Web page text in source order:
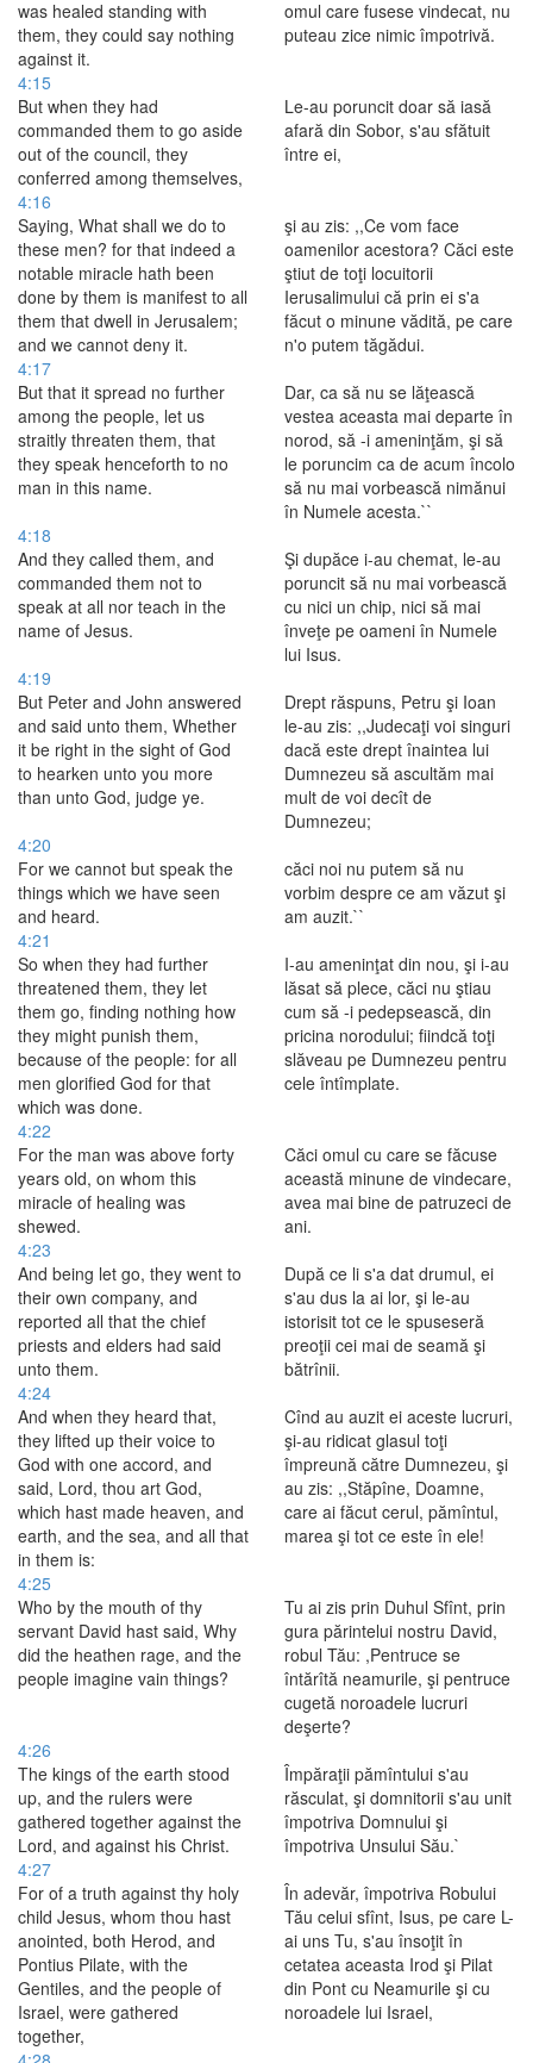
was healed standing with
them, they could say nothing
against it.
omul care fusese vindecat, nu
puteau zice nimic împotrivă.
4:15
But when they had
commanded them to go aside
out of the council, they
conferred among themselves,
Le-au poruncit doar să iasă
afară din Sobor, s'au sfătuit
între ei,
4:16
Saying, What shall we do to
these men? for that indeed a
notable miracle hath been
done by them is manifest to all
them that dwell in Jerusalem;
and we cannot deny it.
şi au zis: ,,Ce vom face
oamenilor acestora? Căci este
ştiut de toţi locuitorii
Ierusalimului că prin ei s'a
făcut o minune vădită, pe care
n'o putem tăgădui.
4:17
But that it spread no further
among the people, let us
straitly threaten them, that
they speak henceforth to no
man in this name.
Dar, ca să nu se lăţească
vestea aceasta mai departe în
norod, să -i ameninţăm, şi să
le poruncim ca de acum încolo
să nu mai vorbească nimănui
în Numele acesta.``
4:18
And they called them, and
commanded them not to
speak at all nor teach in the
name of Jesus.
Şi dupăce i-au chemat, le-au
poruncit să nu mai vorbească
cu nici un chip, nici să mai
înveţe pe oameni în Numele
lui Isus.
4:19
But Peter and John answered
and said unto them, Whether
it be right in the sight of God
to hearken unto you more
than unto God, judge ye.
Drept răspuns, Petru şi Ioan
le-au zis: ,,Judecaţi voi singuri
dacă este drept înaintea lui
Dumnezeu să ascultăm mai
mult de voi decît de
Dumnezeu;
4:20
For we cannot but speak the
things which we have seen
and heard.
căci noi nu putem să nu
vorbim despre ce am văzut şi
am auzit.``
4:21
So when they had further
threatened them, they let
them go, finding nothing how
they might punish them,
because of the people: for all
men glorified God for that
which was done.
I-au ameninţat din nou, şi i-au
lăsat să plece, căci nu ştiau
cum să -i pedepsească, din
pricina norodului; fiindcă toţi
slăveau pe Dumnezeu pentru
cele întîmplate.
4:22
For the man was above forty
years old, on whom this
miracle of healing was
shewed.
Căci omul cu care se făcuse
această minune de vindecare,
avea mai bine de patruzeci de
ani.
4:23
And being let go, they went to
their own company, and
reported all that the chief
priests and elders had said
unto them.
După ce li s'a dat drumul, ei
s'au dus la ai lor, şi le-au
istorisit tot ce le spuseseră
preoţii cei mai de seamă şi
bătrînii.
4:24
And when they heard that,
they lifted up their voice to
God with one accord, and
said, Lord, thou art God,
which hast made heaven, and
earth, and the sea, and all that
in them is:
Cînd au auzit ei aceste lucruri,
şi-au ridicat glasul toţi
împreună către Dumnezeu, şi
au zis: ,,Stăpîne, Doamne,
care ai făcut cerul, pămîntul,
marea şi tot ce este în ele!
4:25
Who by the mouth of thy
servant David hast said, Why
did the heathen rage, and the
people imagine vain things?
Tu ai zis prin Duhul Sfînt, prin
gura părintelui nostru David,
robul Tău: ,Pentruce se
întărîtă neamurile, şi pentruce
cugetă noroadele lucruri
deşerte?
4:26
The kings of the earth stood
up, and the rulers were
gathered together against the
Lord, and against his Christ.
Împăraţii pămîntului s'au
răsculat, şi domnitorii s'au unit
împotriva Domnului şi
împotriva Unsului Său.`
4:27
For of a truth against thy holy
child Jesus, whom thou hast
anointed, both Herod, and
Pontius Pilate, with the
Gentiles, and the people of
Israel, were gathered
together,
În adevăr, împotriva Robului
Tău celui sfînt, Isus, pe care L-
ai uns Tu, s'au însoţit în
cetatea aceasta Irod şi Pilat
din Pont cu Neamurile şi cu
noroadele lui Israel,